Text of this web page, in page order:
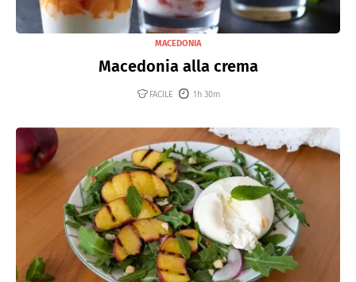
MACEDONIA
Macedonia alla crema
FACILE 1h 30m